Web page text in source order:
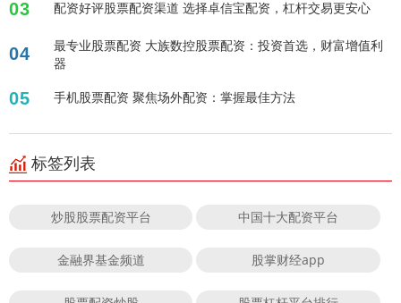
03 配资好评股票配资渠道 选择卓信宝配资，杠杆交易更安心
04
最专业股票配资 大族数控股票配资：投资首选，财富增值利
器
05 手机股票配资 聚焦场外配资：掌握最佳方法
标签列表
炒股股票配资平台 中国十大配资平台
金融界基金频道 股掌财经app